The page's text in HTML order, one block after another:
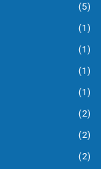
(5)
(1)
(1)
(1)
(1)
(2)
(2)
(2)